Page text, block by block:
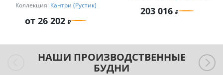
Коллекция: Кантри (Рустик)
от 26 202
203 016
НАШИ ПРОИЗВОДСТВЕННЫЕ
БУДНИ